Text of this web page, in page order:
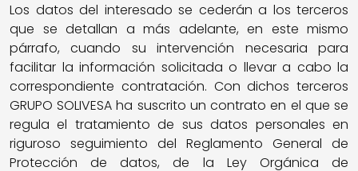
Los datos del interesado se cederán a los terceros
que se detallan a más adelante, en este mismo
párrafo, cuando su intervención necesaria para
facilitar la información solicitada o llevar a cabo la
correspondiente contratación. Con dichos terceros
GRUPO SOLIVESA ha suscrito un contrato en el que se
regula el tratamiento de sus datos personales en
riguroso seguimiento del Reglamento General de
Protección de datos, de la Ley Orgánica de